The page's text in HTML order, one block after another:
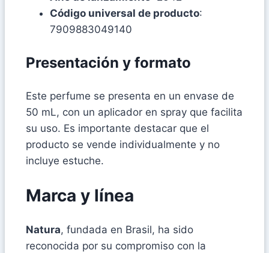
Código universal de producto:
7909883049140
Presentación y formato
Este perfume se presenta en un envase de
50 mL, con un aplicador en spray que facilita
su uso. Es importante destacar que el
producto se vende individualmente y no
incluye estuche.
Marca y línea
Natura, fundada en Brasil, ha sido
reconocida por su compromiso con la